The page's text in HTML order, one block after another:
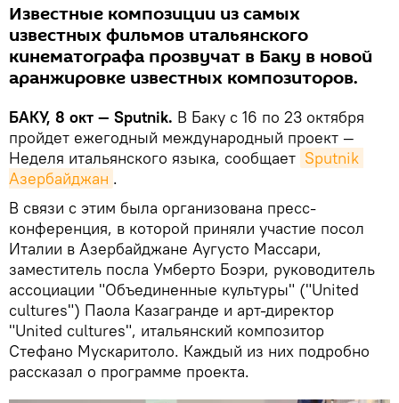
Известные композиции из самых
известных фильмов итальянского
кинематографа прозвучат в Баку в новой
аранжировке известных композиторов.
БАКУ, 8 окт — Sputnik. В Баку с 16 по 23 октября
пройдет ежегодный международный проект —
Неделя итальянского языка, сообщает Sputnik
Азербайджан .
В связи с этим была организована пресс-
конференция, в которой приняли участие посол
Италии в Азербайджане Аугусто Массари,
заместитель посла Умберто Боэри, руководитель
ассоциации "Объединенные культуры" ("United
cultures") Паола Казагранде и арт-директор
"United cultures", итальянский композитор
Стефано Мускаритоло. Каждый из них подробно
рассказал о программе проекта.